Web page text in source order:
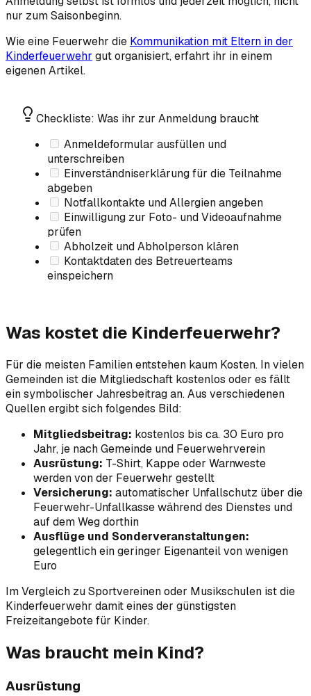
nur zum Saisonbeginn.
Wie eine Feuerwehr die Kommunikation mit Eltern in der
Kinderfeuerwehr gut organisiert, erfahrt ihr in einem
eigenen Artikel.
Checkliste: Was ihr zur Anmeldung braucht
Anmeldeformular ausfüllen und
unterschreiben
Einverständniserklärung für die Teilnahme
abgeben
Notfallkontakte und Allergien angeben
Einwilligung zur Foto- und Videoaufnahme
prüfen
Abholzeit und Abholperson klären
Kontaktdaten des Betreuerteams
einspeichern
Was kostet die Kinderfeuerwehr?
Für die meisten Familien entstehen kaum Kosten. In vielen
Gemeinden ist die Mitgliedschaft kostenlos oder es fällt
ein symbolischer Jahresbeitrag an. Aus verschiedenen
Quellen ergibt sich folgendes Bild:
Mitgliedsbeitrag: kostenlos bis ca. 30 Euro pro
Jahr, je nach Gemeinde und Feuerwehrverein
Ausrüstung: T-Shirt, Kappe oder Warnweste
werden von der Feuerwehr gestellt
Versicherung: automatischer Unfallschutz über die
Feuerwehr-Unfallkasse während des Dienstes und
auf dem Weg dorthin
Ausflüge und Sonderveranstaltungen:
gelegentlich ein geringer Eigenanteil von wenigen
Euro
Im Vergleich zu Sportvereinen oder Musikschulen ist die
Kinderfeuerwehr damit eines der günstigsten
Freizeitangebote für Kinder.
Was braucht mein Kind?
Ausrüstung